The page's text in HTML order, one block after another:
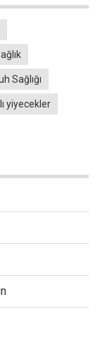
Sağlığı
yiyecekler